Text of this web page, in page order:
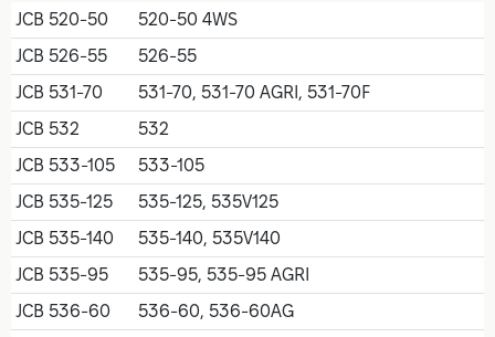
JCB 520-50
520-50 4WS
JCB 526-55
526-55
JCB 531-70
531-70, 531-70 AGRI, 531-70F
JCB 532
532
JCB 533-105
533-105
JCB 535-125
535-125, 535V125
JCB 535-140
535-140, 535V140
JCB 535-95
535-95, 535-95 AGRI
JCB 536-60
536-60, 536-60AG